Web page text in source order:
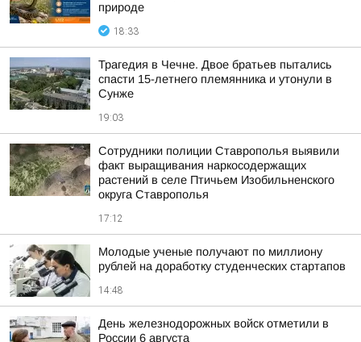
природе
18:33
Трагедия в Чечне. Двое братьев пытались
спасти 15-летнего племянника и утонули в
Сунже
19:03
Сотрудники полиции Ставрополья выявили
факт выращивания наркосодержащих
растений в селе Птичьем Изобильненского
округа Ставрополья
17:12
Молодые ученые получают по миллиону
рублей на доработку студенческих стартапов
14:48
День железнодорожных войск отметили в
России 6 августа